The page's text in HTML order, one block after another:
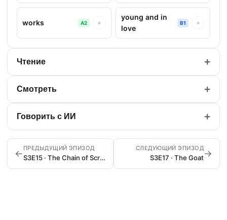
works A2 +
young and in
love
B1 +
Чтение +
Смотреть +
Говорить с ИИ +
← ПРЕДЫДУЩИЙ ЭПИЗОД
S3E15 · The Chain of Screaming
СЛЕДУЮЩИЙ ЭПИЗОД
S3E17 · The Goat→